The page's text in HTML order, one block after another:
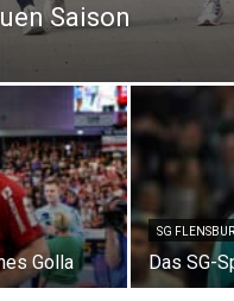
Saison
Golla
SG
Das SG-